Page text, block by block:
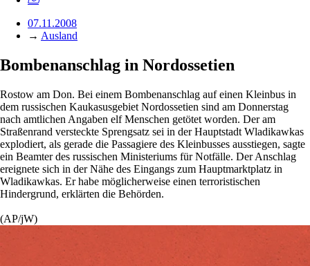
07.11.2008
→ Ausland
Bombenanschlag in Nordossetien
Rostow am Don. Bei einem Bombenanschlag auf einen Kleinbus in
dem russischen Kaukasusgebiet Nordossetien sind am Donnerstag
nach amtlichen Angaben elf Menschen getötet worden. Der am
Straßenrand versteckte Sprengsatz sei in der Hauptstadt Wladikawkas
explodiert, als gerade die Passagiere des Kleinbusses ausstiegen, sagte
ein Beamter des russischen Ministeriums für Notfälle. Der Anschlag
ereignete sich in der Nähe des Eingangs zum Hauptmarktplatz in
Wladikawkas. Er habe möglicherweise einen terroristischen
Hindergrund, erklärten die Behörden.
(AP/jW)